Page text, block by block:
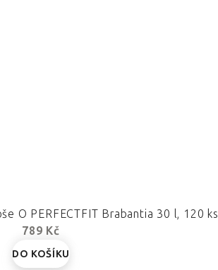
O PERFECTFIT Brabantia 30 l, 120 ks
789 Kč
DO KOŠÍKU